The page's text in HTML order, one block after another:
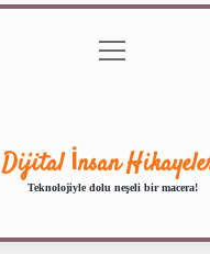
Gizlilik Politikası
menüyü
aç
Dijital İnsan
Teknolojiyle dolu neşeli bir macera!